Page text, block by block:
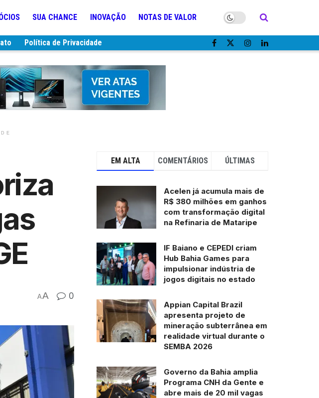
SUA CHANCE INOVAÇÃO NOTAS DE VALOR
Política de Privacidade
AA 0
EM ALTA COMENTÁRIOS ÚLTIMAS
Acelen já acumula mais de
R$ 380 milhões em ganhos
com transformação digital
na Refinaria de Mataripe
IF Baiano e CEPEDI criam
Hub Bahia Games para
impulsionar indústria de
jogos digitais no estado
Appian Capital Brazil
apresenta projeto de
mineração subterrânea em
realidade virtual durante o
SEMBA 2026
Governo da Bahia amplia
Programa CNH da Gente e
abre mais de 20 mil vagas